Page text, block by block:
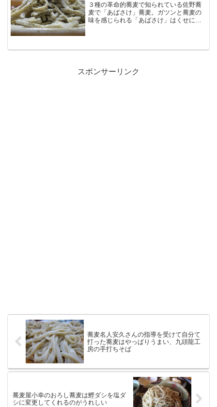
３種の革命的蕎麦で知られている佐野蕎
麦で「あばさけ」蕎麦。ガツンと蕎麦の
味を感じられる「あばさけ」はくせにな
スポンサーリンク
蕎麦名人安久さんの指導を受けて自分て
打った蕎麦はやっぱりうまい、九頭龍工
房の手打ちそば
蕎麦屋小幸のおろし蕎麦は鰹ダシを塩ダ
シに変更してくれるのがうれしい